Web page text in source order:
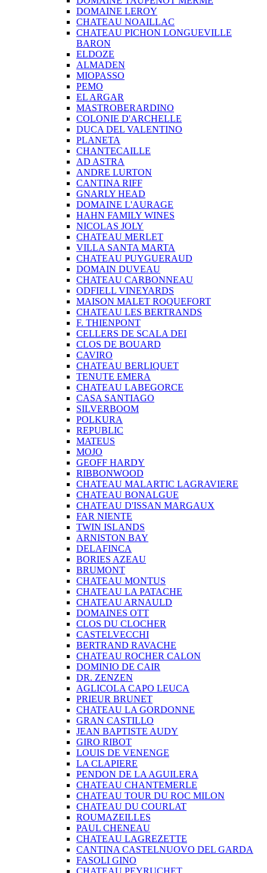
DOMAINE LEROY
CHATEAU NOAILLAC
CHATEAU PICHON LONGUEVILLE
BARON
ELDOZE
ALMADEN
MIOPASSO
PEMO
EL ARGAR
MASTROBERARDINO
COLONIE D'ARCHELLE
DUCA DEL VALENTINO
PLANETA
CHANTECAILLE
AD ASTRA
ANDRE LURTON
CANTINA RIFF
GNARLY HEAD
DOMAINE L'AURAGE
HAHN FAMILY WINES
NICOLAS JOLY
CHATEAU MERLET
VILLA SANTA MARTA
CHATEAU PUYGUERAUD
DOMAIN DUVEAU
CHATEAU CARBONNEAU
ODFIELL VINEYARDS
MAISON MALET ROQUEFORT
CHATEAU LES BERTRANDS
F. THIENPONT
CELLERS DE SCALA DEI
CLOS DE BOUARD
CAVIRO
CHATEAU BERLIQUET
TENUTE EMERA
CHATEAU LABEGORCE
CASA SANTIAGO
SILVERBOOM
POLKURA
REPUBLIC
MATEUS
MOJO
GEOFF HARDY
RIBBONWOOD
CHATEAU MALARTIC LAGRAVIERE
CHATEAU BONALGUE
CHATEAU D'ISSAN MARGAUX
FAR NIENTE
TWIN ISLANDS
ARNISTON BAY
DELAFINCA
BORIES AZEAU
BRUMONT
CHATEAU MONTUS
CHATEAU LA PATACHE
CHATEAU ARNAULD
DOMAINES OTT
CLOS DU CLOCHER
CASTELVECCHI
BERTRAND RAVACHE
CHATEAU ROCHER CALON
DOMINIO DE CAIR
DR. ZENZEN
AGLICOLA CAPO LEUCA
PRIEUR BRUNET
CHATEAU LA GORDONNE
GRAN CASTILLO
JEAN BAPTISTE AUDY
GIRO RIBOT
LOUIS DE VENENGE
LA CLAPIERE
PENDON DE LA AGUILERA
CHATEAU CHANTEMERLE
CHATEAU TOUR DU ROC MILON
CHATEAU DU COURLAT
ROUMAZEILLES
PAUL CHENEAU
CHATEAU LAGREZETTE
CANTINA CASTELNUOVO DEL GARDA
FASOLI GINO
CHATEAU PEYRUCHET